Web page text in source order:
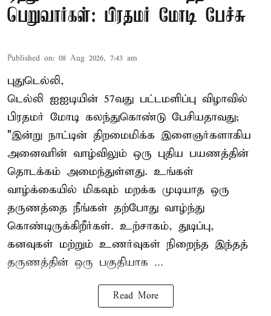
பெறுவார்கள்: பிரதமர் மோடி பேச்சு
Published on: 08 Aug 2026, 7:43 am
புதுடெல்லி,
டெல்லி ஐஐடியின் 57வது பட்டமளிப்பு விழாவில்
பிரதமர் மோடி கலந்துகொண்டு பேசியதாவது;
"இன்று நாட்டின் திறமைமிக்க இளைஞர்களாகிய
அனைவரின் வாழ்விலும் ஒரு புதிய பயணத்தின்
தொடக்கம் அமைந்துள்ளது. உங்கள்
வாழ்க்கையில் மிகவும் மறக்க முடியாத ஒரு
தருணத்தை நீங்கள் தற்போது வாழ்ந்து
கொண்டிருக்கிறீர்கள். உற்சாகம், துடிப்பு,
கனவுகள் மற்றும் உணர்வுகள் நிறைந்த இந்தத்
தருணத்தின் ஒரு பகுதியாக ...
Read More